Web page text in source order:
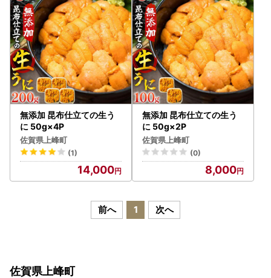
た場合、再発送はいたしかねます。また、備考欄に不在日以
外のご要望を記入いただきましてもご対応いたしかねますの
で、予めご了承ください。
返礼品のお届け予定日について、電話・メール等による個別
の連絡はいたしかねますので、予めご了承ください。
のし・ラッピングなど、一部の返礼品を除き贈答対応はいた
しかねます。
発送の際の伝票等には「ふるさと納税」の表記が入ります。
予めご了承ください。
また、住所変更やお礼の品の配送先の変更希望の際は必ずご
連絡をお願いいたします。
※各ふるさと納税ポータルサイト上での変更のみでは既にお
申し込みいただいたご寄附には反映されません。ご注意くだ
【新しいオンラインワンストップ特例申請方法のご案内】
自治体マイページより「全部アップロード申請」をご利用い
無添加 昆布仕立ての生う
に 50g×4P
佐賀県上峰町
(1)
14,000
無添加 昆布仕立ての生う
に 50g×2P
佐賀県上峰町
(0)
8,000
前へ 1 次へ
佐賀県上峰町